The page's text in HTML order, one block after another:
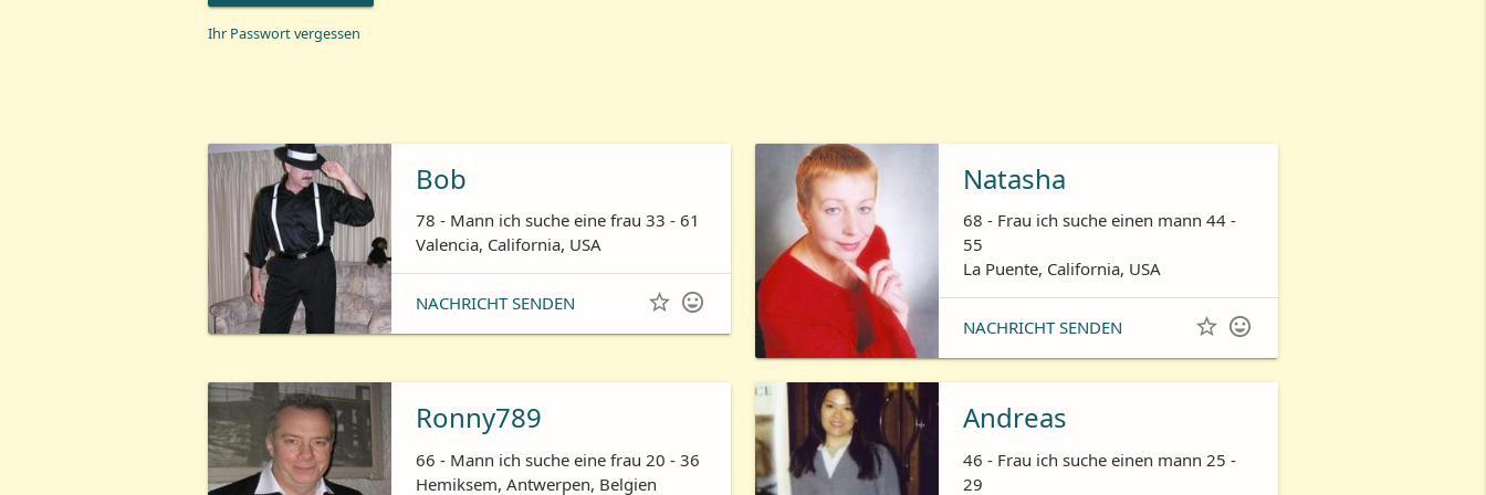
Ihr Passwort vergessen
Bob
78 - Mann ich suche eine frau 33 - 61
Valencia, California, USA
NACHRICHT SENDEN  
Natasha
68 - Frau ich suche einen mann 44 -
55
La Puente, California, USA
NACHRICHT SENDEN  
Ronny789
66 - Mann ich suche eine frau 20 - 36
Hemiksem, Antwerpen, Belgien
Andreas
46 - Frau ich suche einen mann 25 -
29